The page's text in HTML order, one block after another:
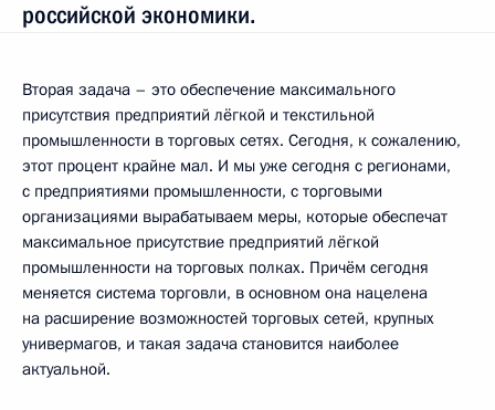
российской экономики.
Вторая задача – это обеспечение максимального
присутствия предприятий лёгкой и текстильной
промышленности в торговых сетях. Сегодня, к сожалению,
этот процент крайне мал. И мы уже сегодня с регионами,
с предприятиями промышленности, с торговыми
организациями вырабатываем меры, которые обеспечат
максимальное присутствие предприятий лёгкой
промышленности на торговых полках. Причём сегодня
меняется система торговли, в основном она нацелена
на расширение возможностей торговых сетей, крупных
универмагов, и такая задача становится наиболее
актуальной.